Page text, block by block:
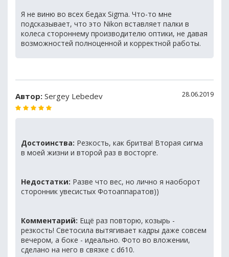
Я не виню во всех бедах Sigma. Что-то мне
подсказывает, что это Nikon вставляет палки в
колеса стороннему производителю оптики, не давая
возможностей полноценной и корректной работы.
Автор: Sergey Lebedev 28.06.2019
Достоинства: Резкость, как бритва! Вторая сигма
в моей жизни и второй раз в восторге.
Недостатки: Разве что вес, но лично я наоборот
сторонник увесистых Фотоаппаратов))
Комментарий: Ещё раз повторю, козырь -
резкость! Светосила вытягивает кадры даже совсем
вечером, а боке - идеально. Фото во вложении,
сделано на него в связке с d610.